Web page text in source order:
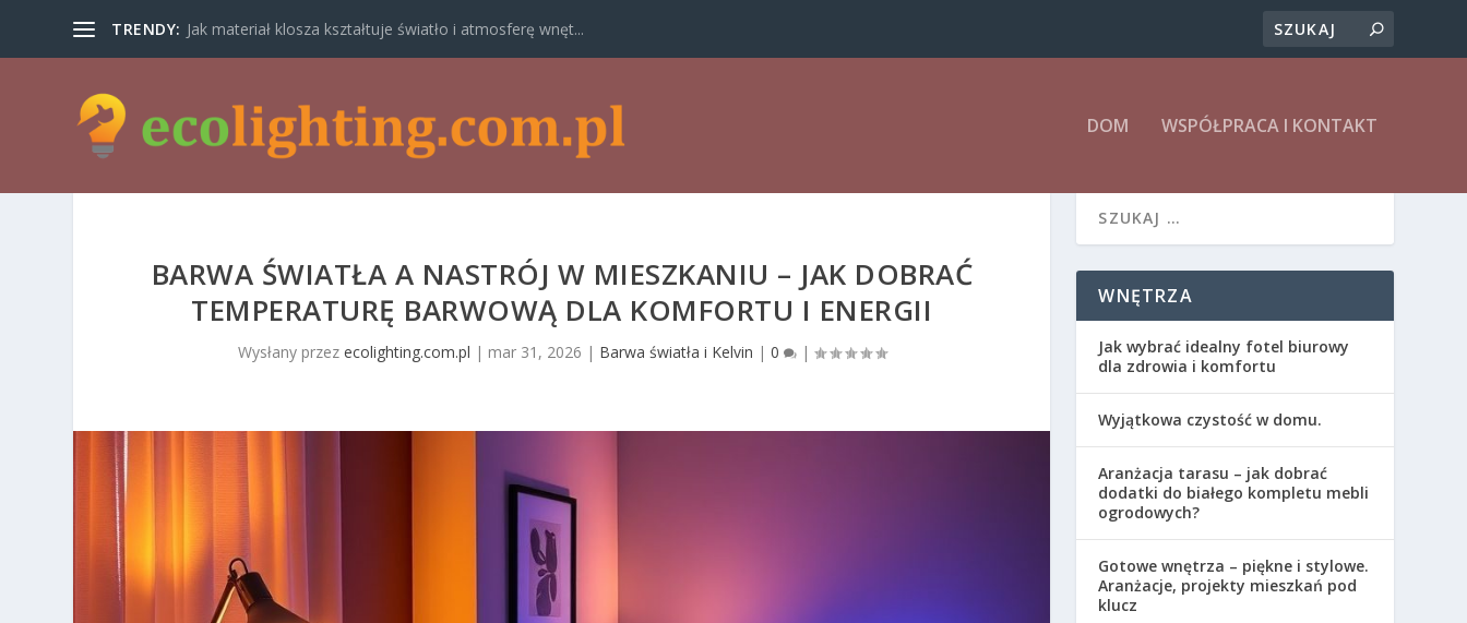
TRENDY: Jak materiał klosza kształtuje światło i atmosferę wnęt...
DOM WSPÓŁPRACA I KONTAKT
BARWA ŚWIATŁA A NASTRÓJ W MIESZKANIU – JAK DOBRAĆ
TEMPERATURĘ BARWOWĄ DLA KOMFORTU I ENERGII
Wysłany przez ecolighting.com.pl | mar 31, 2026 | Barwa światła i Kelvin | 0 |
WNĘTRZA
Jak wybrać idealny fotel biurowy
dla zdrowia i komfortu
Wyjątkowa czystość w domu.
Aranżacja tarasu – jak dobrać
dodatki do białego kompletu mebli
ogrodowych?
Gotowe wnętrza – piękne i stylowe.
Aranżacje, projekty mieszkań pod
klucz